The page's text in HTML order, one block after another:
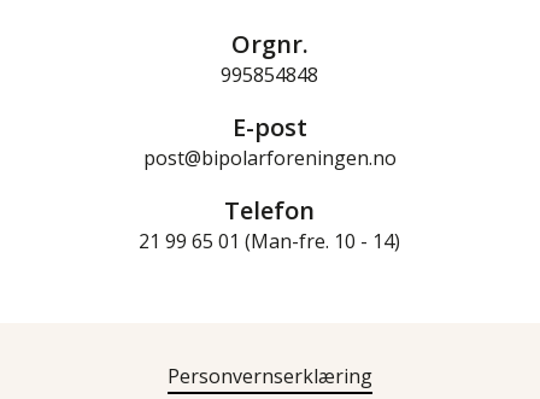
Orgnr.
995854848
E-post
post@bipolarforeningen.no
Telefon
21 99 65 01 (Man-fre. 10 - 14)
Personvernserklæring